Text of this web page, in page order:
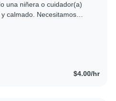
una niñera o cuidador(a)
calmado. Necesitamos
$4.00/hr